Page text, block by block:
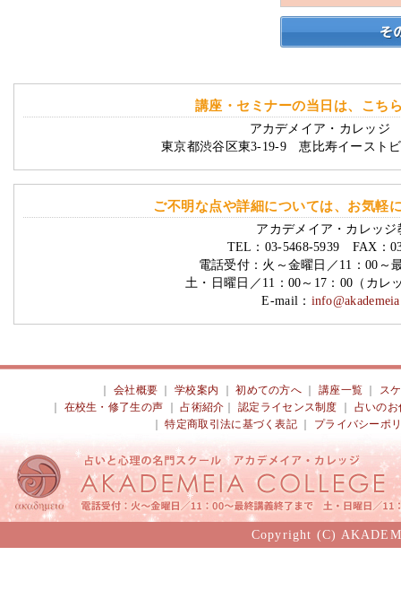
講座・セミナーの当日は、こち
アカデメイア・カレッジ
東京都渋谷区東3-19-9 恵比寿イースト
ご不明な点や詳細については、お気軽
アカデメイア・カレッジ
TEL：03-5468-5939 FAX：
電話受付：火～金曜日／11：00～
土・日曜日／11：00～17：00（カレ
E-mail：
会社概要 ｜学校案内 ｜初めての方へ 講座一覧
ス
在校生・修了生の声 ｜占術紹介 ｜認定ライセンス制度
占いのお
｜特定商取引法に基づく表記 プライバシーポ
Copyright (C)